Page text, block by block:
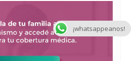
¡whatsappeanos!